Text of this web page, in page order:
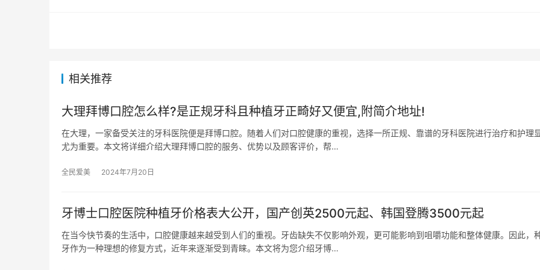
相关推荐
大理拜博口腔怎么样?是正规牙科且种植牙正畸好又便宜,附简介地址!
在大理，一家备受关注的牙科医院便是拜博口腔。随着人们对口腔健康的重视，选择一所正规、靠谱的牙科医院进行治疗和护理
尤为重要。本文将详细介绍大理拜博口腔的服务、优势以及顾客评价，帮…
全民爱美 2024年7月20日
牙博士口腔医院种植牙价格表大公开，国产创英2500元起、韩国登腾3500元起
在当今快节奏的生活中，口腔健康越来越受到人们的重视。牙齿缺失不仅影响外观，更可能影响到咀嚼功能和整体健康。因此，
牙作为一种理想的修复方式，近年来逐渐受到青睐。本文将为您介绍牙博…